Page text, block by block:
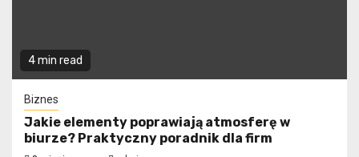
4 min read
Biznes
Jakie elementy poprawiają atmosferę w
biurze? Praktyczny poradnik dla firm